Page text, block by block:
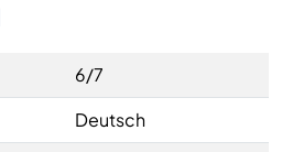
6/7
Deutsch